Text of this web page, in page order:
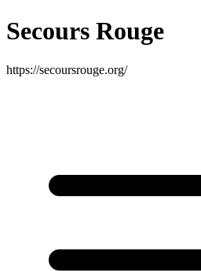
Secours Rouge
https://secoursrouge.org/